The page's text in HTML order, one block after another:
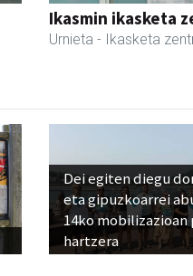
Ikasmin ikasketa
Urnieta - Ikasketa
Dei egiten diegu
eta gipuzkoarrei
14ko mobilizazioan
hartzera